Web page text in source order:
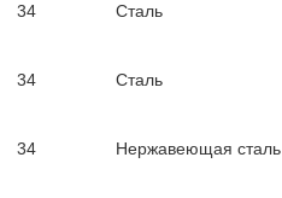
34 Сталь
34 Сталь
34 Нержавеющая сталь